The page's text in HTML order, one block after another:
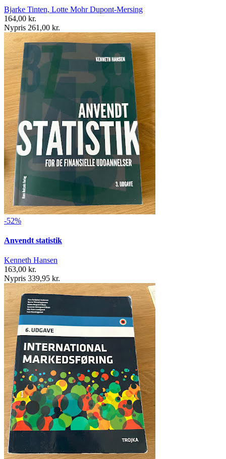
Bjarke Tinten, Lotte Mohr Dupont-Mersing
164,00 kr.
Nypris 261,00 kr.
-52%
Anvendt statistik
Kenneth Hansen
163,00 kr.
Nypris 339,95 kr.